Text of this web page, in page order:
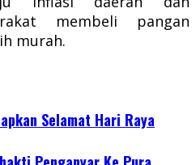
membeli pangan
murah.
Selamat Hari Raya